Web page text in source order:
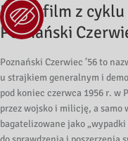
Nowy film z cyklu
Poznański
Poznański Czerwiec ’56 to
u strajkiem generalnym i
pod koniec czerwca 1956 r. w
przez wojsko i milicję, a samo
bagatelizowane jako